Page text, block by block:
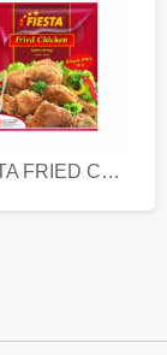
FIESTA FRIED CHICKEN 500 GR